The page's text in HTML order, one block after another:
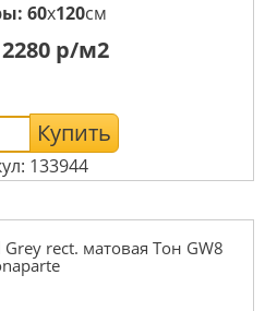
60x120см
2280 р/м2
Купить
133944
rect. матовая Тон GW8